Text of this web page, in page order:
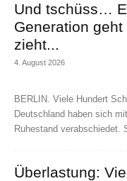
Und tschüss…
Generation
zieht...
4. August 2026
BERLIN. Viele Hundert
Deutschland haben sich
Ruhestand verabschiedet.
Überlastung: